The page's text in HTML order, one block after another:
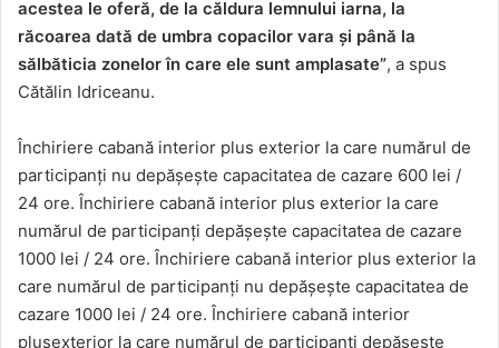
acestea le oferă, de la căldura lemnului iarna, la
răcoarea dată de umbra copacilor vara și până la
sălbăticia zonelor în care ele sunt amplasate”, a spus
Cătălin Idriceanu.
Închiriere cabană interior plus exterior la care numărul de
participanți nu depășește capacitatea de cazare 600 lei /
24 ore. Închiriere cabană interior plus exterior la care
numărul de participanți depășește capacitatea de cazare
1000 lei / 24 ore. Închiriere cabană interior plus exterior la
care numărul de participanți nu depășește capacitatea de
cazare 1000 lei / 24 ore. Închiriere cabană interior
plusexterior la care numărul de participanți depășește